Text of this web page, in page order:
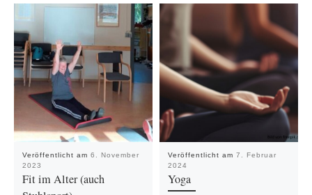
Veröffentlicht am 6. November
2023
Fit im Alter (auch
Veröffentlicht am 7. Februar
2024
Yoga